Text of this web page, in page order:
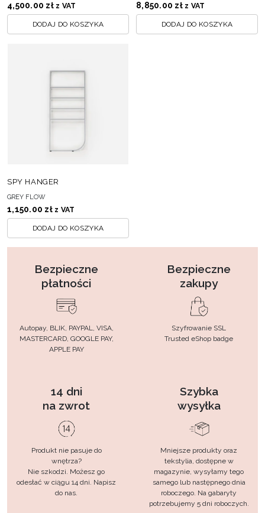
4,500.00 zł z VAT
DODAJ DO KOSZYKA
8,850.00 zł z VAT
DODAJ DO KOSZYKA
SPY HANGER
GREY FLOW
1,150.00 zł z VAT
DODAJ DO KOSZYKA
Bezpieczne
płatności
Autopay, BLIK, PAYPAL, VISA,
MASTERCARD, GOOGLE PAY,
APPLE PAY
Bezpieczne
zakupy
Szyfrowanie SSL
Trusted eShop badge
14 dni
na zwrot
Produkt nie pasuje do
wnętrza?
Nie szkodzi. Możesz go
odesłać w ciągu 14 dni. Napisz
do nas.
Szybka
wysyłka
Mniejsze produkty oraz
tekstylia, dostępne w
magazynie, wysyłamy tego
samego lub następnego dnia
roboczego. Na gabaryty
potrzebujemy 5 dni roboczych.